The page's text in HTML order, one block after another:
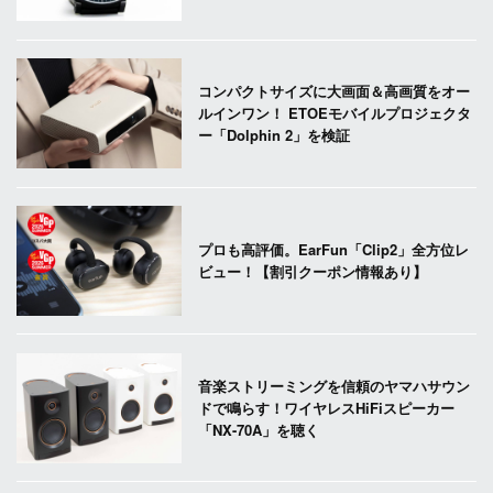
コンパクトサイズに大画面＆高画質をオー
ルインワン！ ETOEモバイルプロジェクタ
ー「Dolphin 2」を検証
プロも高評価。EarFun「Clip2」全方位レ
ビュー！【割引クーポン情報あり】
音楽ストリーミングを信頼のヤマハサウン
ドで鳴らす！ワイヤレスHiFiスピーカー
「NX-70A」を聴く